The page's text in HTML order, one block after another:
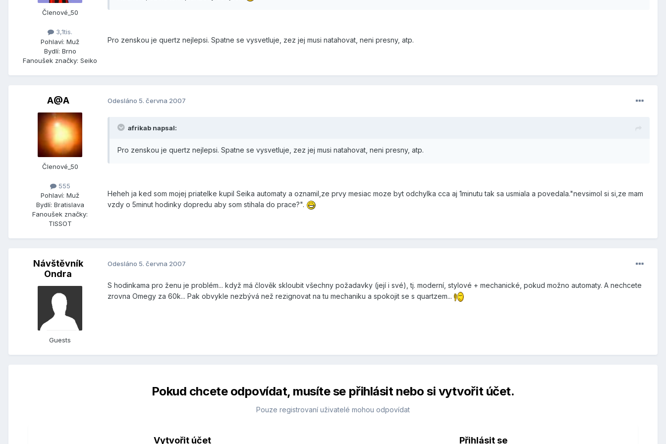
Členové_50
3,1tis.
Pohlaví: Muž
Bydlí: Brno
Fanoušek značky: Seiko
Pro zenskou je quertz nejlepsi. Spatne se vysvetluje, zez jej musi natahovat, neni presny, atp.
A@A
Členové_50
555
Pohlaví: Muž
Bydlí: Bratislava
Fanoušek značky:
TISSOT
Odesláno 5. června 2007
afrikab napsal:
Pro zenskou je quertz nejlepsi. Spatne se vysvetluje, zez jej musi natahovat, neni presny, atp.
Heheh ja ked som mojej priatelke kupil Seika automaty a oznamil,ze prvy mesiac moze byt odchylka cca aj 1minutu tak sa usmiala a povedala."nevsimol si si,ze mam
vzdy o 5minut hodinky dopredu aby som stihala do prace?".
Návštěvník
Ondra
Guests
Odesláno 5. června 2007
S hodinkama pro ženu je problém... když má člověk skloubit všechny požadavky (její i své), tj. moderní, stylové + mechanické, pokud možno automaty. A nechcete
zrovna Omegy za 60k... Pak obvykle nezbývá než rezignovat na tu mechaniku a spokojit se s quartzem...
Pokud chcete odpovídat, musíte se přihlásit nebo si vytvořit účet.
Pouze registrovaní uživatelé mohou odpovídat
Vytvořit účet Přihlásit se